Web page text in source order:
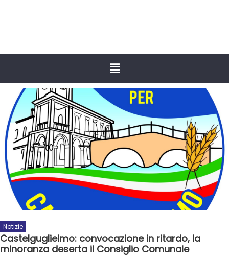
Notizie
Castelguglielmo: convocazione in ritardo, la
minoranza deserta il Consiglio Comunale